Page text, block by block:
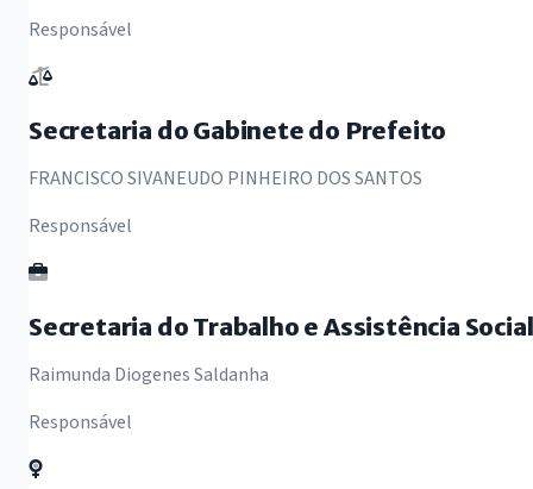
Responsável
Secretaria do Gabinete do Prefeito
FRANCISCO SIVANEUDO PINHEIRO DOS SANTOS
Responsável
Secretaria do Trabalho e Assistência Social
Raimunda Diogenes Saldanha
Responsável